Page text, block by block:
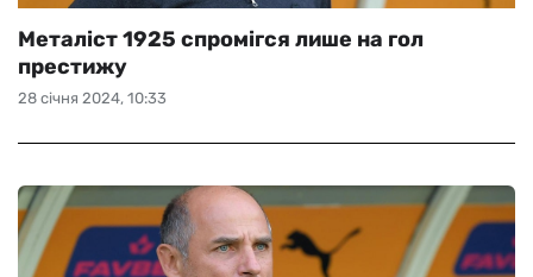
28 січня 2024, 10:33
Mеталіст 1925 спромігся лише на гол
престижу